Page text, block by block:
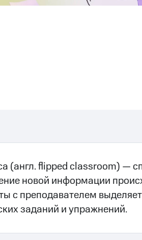
(англ. flipped classroom) —
новой информации
с преподавателем
заданий и упражнений.